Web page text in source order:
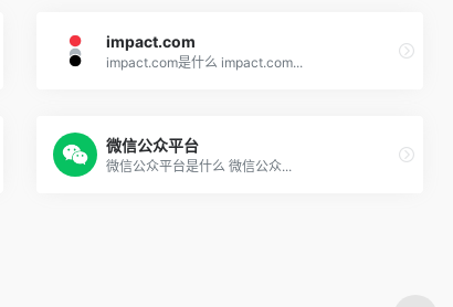
impact.com
impact.com是什么 impact.com...
微信公众平台
微信公众平台是什么 微信公众...